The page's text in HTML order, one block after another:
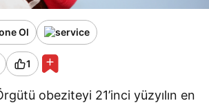
Ol
1
obeziteyi 21’inci yüzyılın en